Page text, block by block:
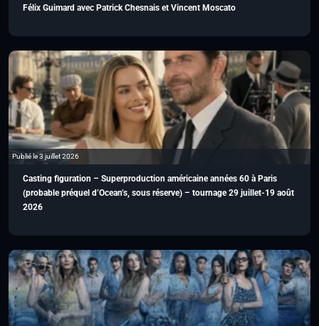
Félix Guimard avec Patrick Chesnais et Vincent Moscato
Publié le 3 juillet 2026
Casting figuration – Superproduction américaine années 60 à Paris
(probable préquel d’Ocean’s, sous réserve) – tournage 29 juillet-19 août
2026